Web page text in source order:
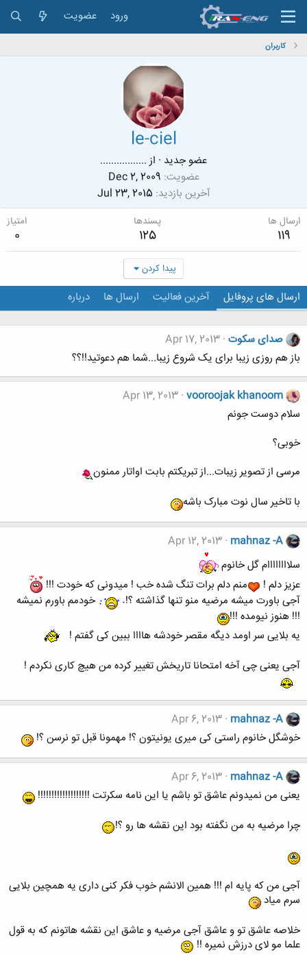
ورود عضویت
کاربران
le-ciel
عضو جدید · از .................
عضویت Dec 2, 2009
آخرین بازدید Jul 23, 2015
ارسال ها
119
پسندها
125
امتیاز
0
پیدا کردن
ارسال های پروفایل آخرین فعالیت ارسال ها درباره
صدای سکوت Apr 17, 2013
باز هم روزی زیبا برای یک شروع زیبا...شما هم دعوتید!!؟؟
vooroojak khanoom
Apr 13, 2013
سلام دوست جونم
خوبی؟
مرسی از تصویر زیبات...از تبریکتم بابت اواتار ممنون
با تاخیر سال نوت مبارک باشه
mahnaz -A
Apr 12, 2013
سلاااااااام گل خانوم
عزیز دلم !
منم دلم برات تنگ شده خب ! میدونی که خودت !!!
آجی باورت میشه مرضیه منو تنها گذاشته ؟!
خودمم باورم نمیشه
!!! هنوز نیومده !!!
یه بلایی سر اومد دیگه مقصر خودشه هاااا ببین کی گفتم !
آجی یعنی چی آخه امتحانا تاریخش تغییر کرده من هیچ کاری نکردم !
mahnaz -A
Apr 6, 2013
خوشگل خانوم راستی کی میری یونیتون ؟! مهمونا قبل تو نرسن ؟!
mahnaz -A
Apr 6, 2013
یعنی من نمیدونم عاشق تو باشم یا این نامه سکرتت !!!!!!!!!!!!!!!!!!!
چرا مرضیه به من نگفته بود این نقشه ها رو ؟!
آجی من که پایه ام !!! همین الانشم خوب فکر کنی داری یه همچین بلایی
سرم میاد
خلاصه عاشق تو و عاشق آجی مرضیه و عاشق این نقشه هاتونم که به قول
علما مو لای درزش نمیره !!